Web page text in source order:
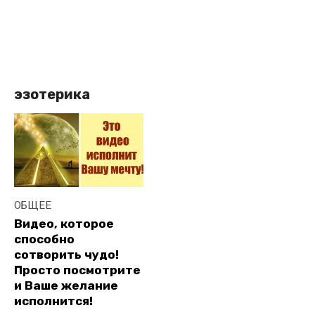
эзотерика
ОБЩЕЕ
Видео, которое
способно
сотворить чудо!
Просто посмотрите
и Ваше желание
исполнится!